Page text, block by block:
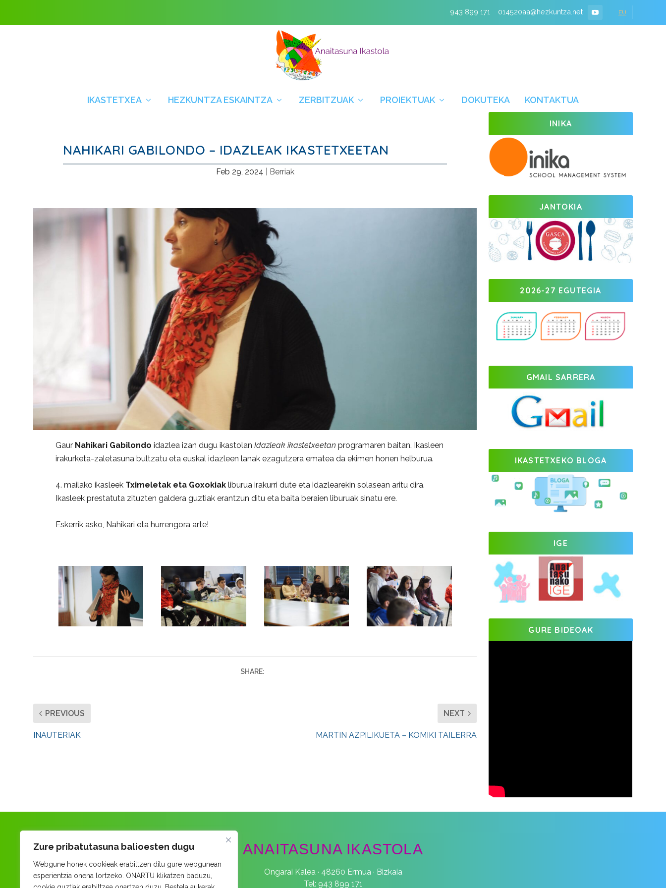
Zure pribatutasuna balioesten dugu
Webgune honek cookieak erabiltzen ditu gure webgunean
esperientzia onena lortzeko. ONARTU klikatzen baduzu,
943 899 171 014520aa@hezkuntza.net EU
IKASTETXEA HEZKUNTZA ESKAINTZA ZERBITZUAK PROIEKTUAK DOKUTEKA KONTAKTUA
NAHIKARI GABILONDO – IDAZLEAK IKASTETXEETAN
Feb 29, 2024 Berriak
Gaur Nahikari Gabilondo idazlea izan dugu ikastolan Idazleak ikastetxeetan programaren baitan. Ikasleen
irakurketa-zaletasuna bultzatu eta euskal idazleen lanak ezagutzera ematea da ekimen honen helburua.
4. mailako ikasleek Tximeletak eta Goxokiak liburua irakurri dute eta idazlearekin solasean aritu dira.
Ikasleek prestatuta zituzten galdera guztiak erantzun ditu eta baita beraien liburuak sinatu ere.
Eskerrik asko, Nahikari eta hurrengora arte!
SHARE:
PREVIOUS
INAUTERIAK
NEXT
MARTIN AZPILIKUETA – KOMIKI TAILERRA
INIKA
JANTOKIA
2026-27 EGUTEGIA
GMAIL SARRERA
IKASTETXEKO BLOGA
IGE
GURE BIDEOAK
ANAITASUNA IKASTOLA
Ongarai Kalea · 48260 Ermua · Bizkaia
Tel: 943 899 171